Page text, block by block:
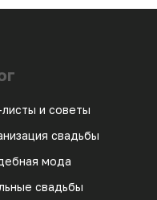
и советы
свадьбы
мода
свадьбы